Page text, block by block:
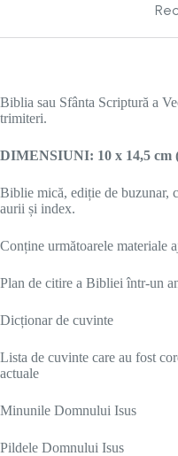
Biblia sau Sfânta Scriptură a
trimiteri.
DIMENSIUNI: 10 x 14,5
Biblie mică, ediție de buzunar,
aurii și index.
Conține următoarele materiale
Plan de citire a Bibliei într-un
Dicționar de cuvinte
Lista de cuvinte care au fost
actuale
Minunile Domnului Isus
Pildele Domnului Isus